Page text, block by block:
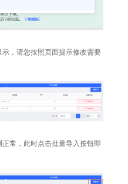
，请您按照页面提示修改需要
常，此时点击批量导入按钮即